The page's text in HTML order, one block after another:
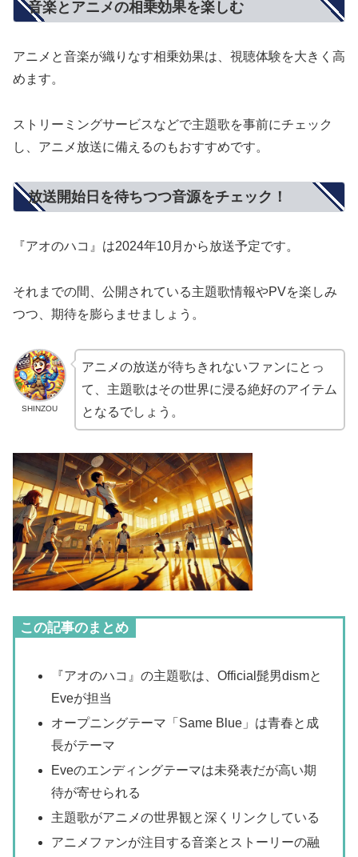
音楽とアニメの相乗効果を楽しむ
アニメと音楽が織りなす相乗効果は、視聴体験を大きく高
めます。
ストリーミングサービスなどで主題歌を事前にチェック
し、アニメ放送に備えるのもおすすめです。
放送開始日を待ちつつ音源をチェック！
『アオのハコ』は2024年10月から放送予定です。
それまでの間、公開されている主題歌情報やPVを楽しみ
つつ、期待を膨らませましょう。
SHINZOU
アニメの放送が待ちきれないファンにとっ
て、主題歌はその世界に浸る絶好のアイテム
となるでしょう。
この記事のまとめ
『アオのハコ』の主題歌は、Official髭男dismと
Eveが担当
オープニングテーマ「Same Blue」は青春と成
長がテーマ
Eveのエンディングテーマは未発表だが高い期
待が寄せられる
主題歌がアニメの世界観と深くリンクしている
アニメファンが注目する音楽とストーリーの融